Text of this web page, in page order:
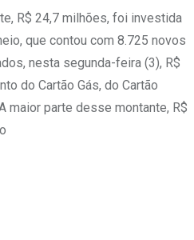
R$ 24,7 milhões, foi investida
que contou com 8.725 novos
nesta segunda-feira (3), R$
do Cartão Gás, do Cartão
maior parte desse montante, R$